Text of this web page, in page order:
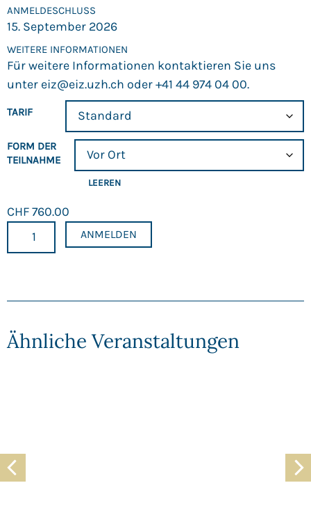
ANMELDE­SCHLUSS
15. September 2026
WEITERE INFORMATIONEN
Für weitere Informationen kontaktieren Sie uns
unter eiz@eiz.uzh.ch oder +41 44 974 04 00.
TARIF
FORM DER
TEILNAHME
LEEREN
CHF760.00
ANMELDEN
Ähnliche Veranstaltungen